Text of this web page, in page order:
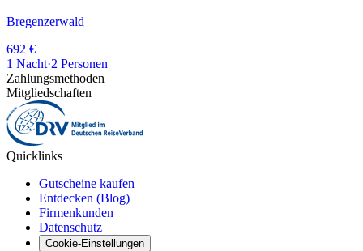
Bregenzerwald
692 €
1 Nacht·2 Personen
Zahlungsmethoden
Mitgliedschaften
Quicklinks
Gutscheine kaufen
Entdecken (Blog)
Firmenkunden
Datenschutz
Cookie-Einstellungen